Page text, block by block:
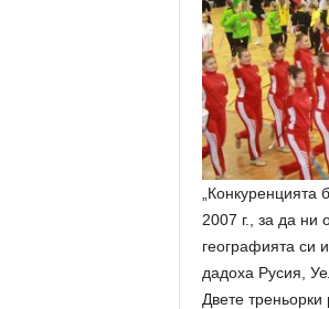
2007 г., за да ни
географията си
дадоха Русия,
Двете